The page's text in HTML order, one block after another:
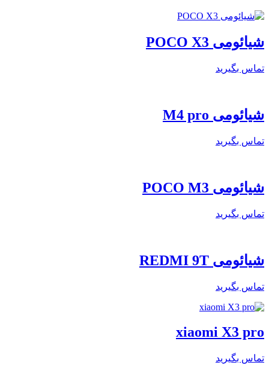
شیائومی POCO X3
تماس بگیرید
شیائومی M4 pro
تماس بگیرید
شیائومی POCO M3
تماس بگیرید
شیائومی REDMI 9T
تماس بگیرید
xiaomi X3 pro
تماس بگیرید